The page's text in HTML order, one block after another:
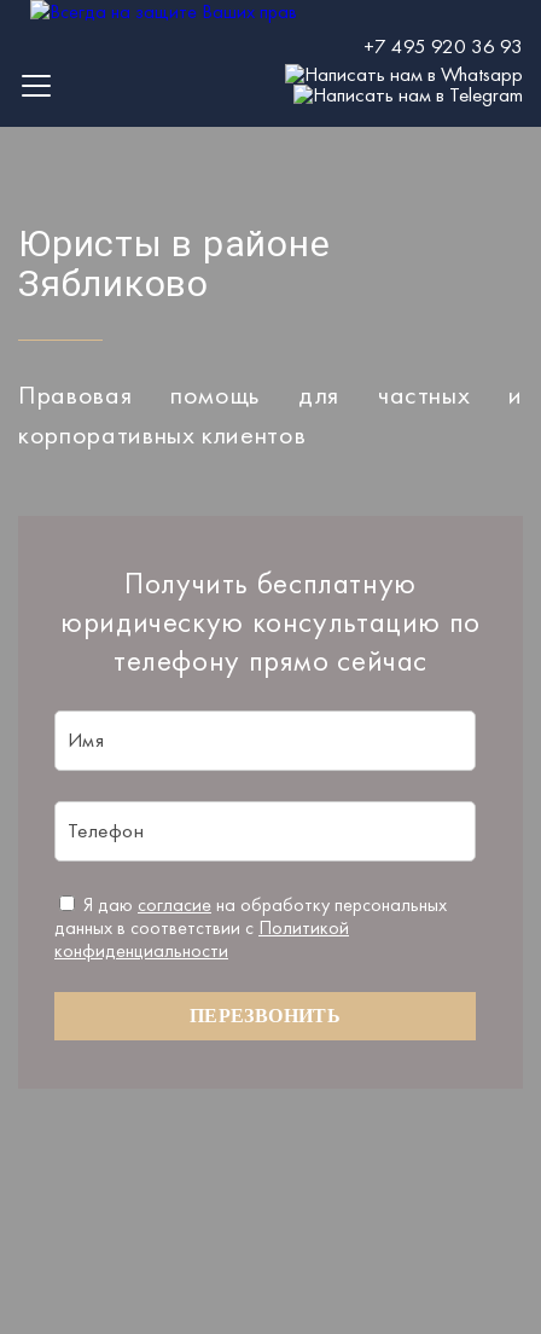
+7 495 920 36 93
Юристы в районе
Зябликово
Правовая помощь для частных и
корпоративных клиентов
Получить бесплатную
юридическую консультацию по
телефону прямо сейчас
Я даю согласие на обработку персональных
данных в соответствии с Политикой
конфиденциальности
ПЕРЕЗВОНИТЬ